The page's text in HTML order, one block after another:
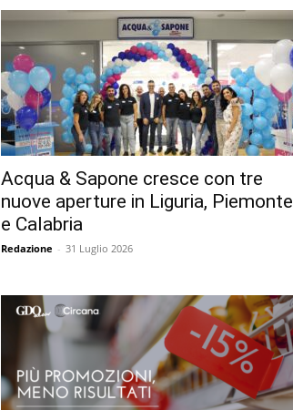
Acqua & Sapone cresce con tre
nuove aperture in Liguria, Piemonte
e Calabria
Redazione - 31 Luglio 2026